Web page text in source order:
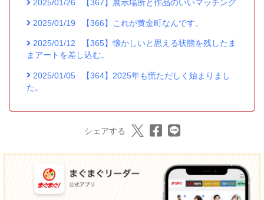
2025/01/26 【367】展示場所と作品のいいマッチング
2025/01/19 【366】これが黄金町なんです。
2025/01/12
【365】懐かしいと思える状態を残したま
まアートを差し込む。
2025/01/05
【364】2025年も慌ただしく始まりまし
た。
シェアする